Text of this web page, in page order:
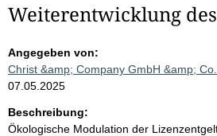
Weiterentwicklung
Angegeben von:
Christ &amp; Company GmbH &amp;
07.05.2025
Beschreibung:
Ökologische Modulation der